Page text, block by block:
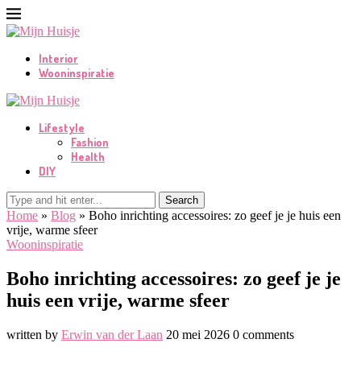
Interior
Wooninspiratie
Lifestyle
Fashion
Health
DIY
Search
Home » Blog » Boho inrichting accessoires: zo geef je je huis een
vrije, warme sfeer
Wooninspiratie
Boho inrichting accessoires: zo geef je je
huis een vrije, warme sfeer
written by Erwin van der Laan 20 mei 2026 0 comments